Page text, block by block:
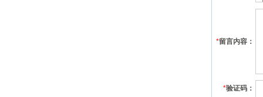
*留言内容：
*验证码：